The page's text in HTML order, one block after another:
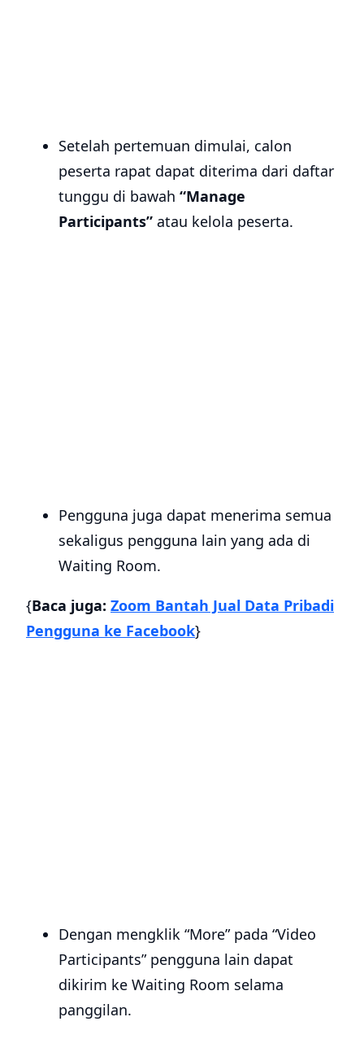
Setelah pertemuan dimulai, calon
peserta rapat dapat diterima dari daftar
tunggu di bawah “Manage
Participants” atau kelola peserta.
Pengguna juga dapat menerima semua
sekaligus pengguna lain yang ada di
Waiting Room.
{Baca juga: Zoom Bantah Jual Data Pribadi
Pengguna ke Facebook}
Dengan mengklik “More” pada “Video
Participants” pengguna lain dapat
dikirim ke Waiting Room selama
panggilan.